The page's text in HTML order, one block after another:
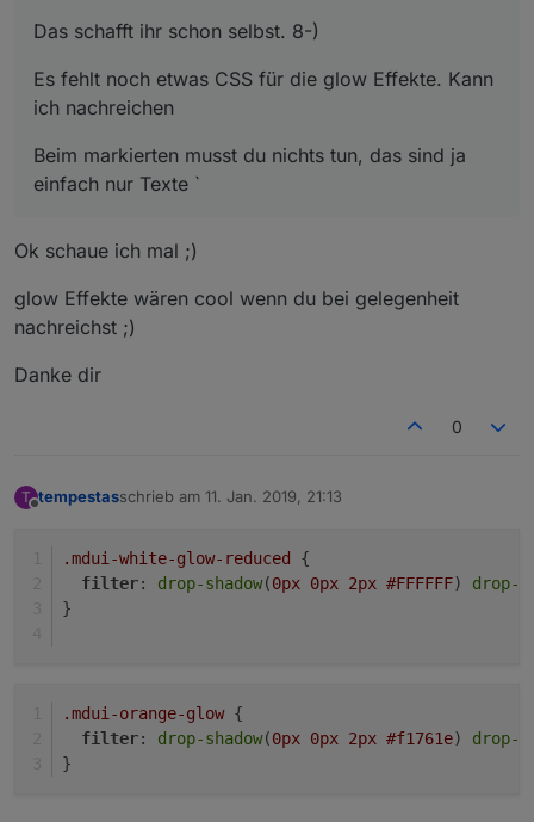
Das schafft ihr schon selbst. 8-)
Es fehlt noch etwas CSS für die glow Effekte. Kann
ich nachreichen
Beim markierten musst du nichts tun, das sind ja
einfach nur Texte `
Ok schaue ich mal ;)
glow Effekte wären cool wenn du bei gelegenheit
nachreichst ;)
Danke dir
0
T tempestasschrieb am 11. Jan. 2019, 21:13
zuletzt editiert von
.mdui-white-glow-reduced
{
filter: drop-shadow(0px 0px 2px #FFFFFF) drop-
}
.mdui-orange-glow {
filter: drop-shadow(0px 0px 2px #f1761e) drop-
}